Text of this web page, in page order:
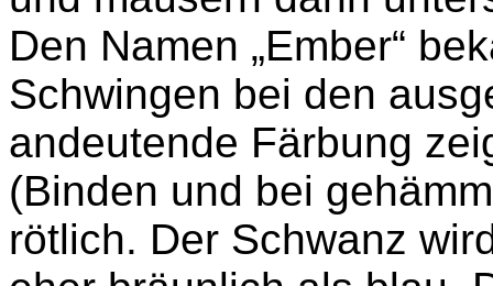
Den Namen „Ember“
Schwingen bei den
andeutende Färbung
(Binden und bei
rötlich. Der Schwanz